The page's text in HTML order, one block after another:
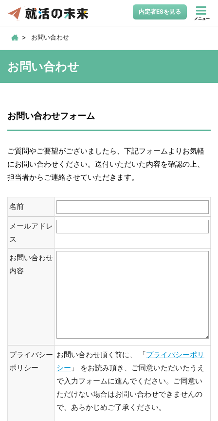
内定者ESを見る
メニュー
お問い合わせ
お問い合わせ
お問い合わせフォーム
ご質問やご要望がございましたら、下記フォームよりお気軽
にお問い合わせください。送付いただいた内容を確認の上、
担当者からご連絡させていただきます。
名前
メールアドレ
ス
お問い合わせ
内容
プライバシー
ポリシー
お問い合わせ頂く前に、 「プライバシーポリ
シー 」 をお読み頂き、ご同意いただいたうえ
で入力フォームに進んでください。ご同意い
ただけない場合はお問い合わせできませんの
で、あらかじめご了承ください。